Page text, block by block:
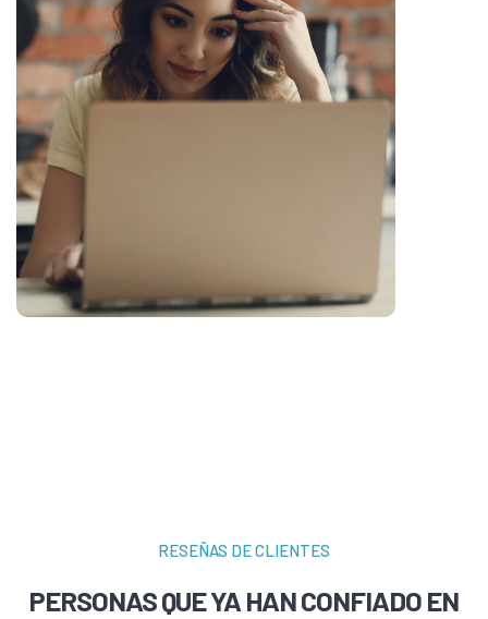
RESEÑAS DE CLIENTES
PERSONAS QUE YA HAN CONFIADO EN